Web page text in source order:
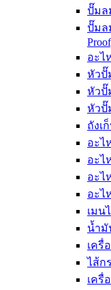
ปั๊มล
ปั๊มล
อะไ
หัวปั๊
หัวปั๊
หัวปั๊
ถังเ
อะไ
อะไ
อะไ
อะไ
เมน
น้ำมั
เครื่
ไส้ก
เครื่